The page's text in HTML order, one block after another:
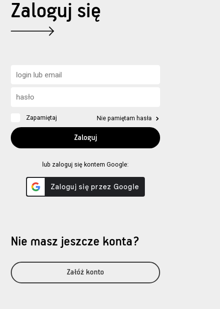
Zaloguj się
Zapamiętaj Nie pamiętam hasła
lub zaloguj się kontem Google:
Nie masz jeszcze konta?
Załóż konto